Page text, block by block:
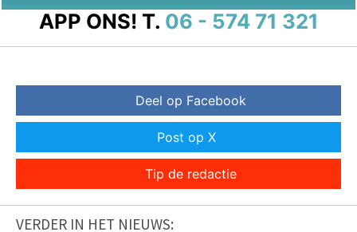
APP ONS! T. 06 - 574 71 321
Deel op Facebook
Post op X
Tip de redactie
VERDER IN HET NIEUWS: